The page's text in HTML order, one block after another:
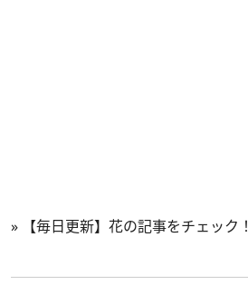
» 【毎日更新】花の記事をチェック！